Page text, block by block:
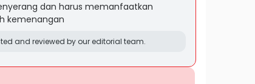
dan harus memanfaatkan
kemenangan
and reviewed by our editorial team.